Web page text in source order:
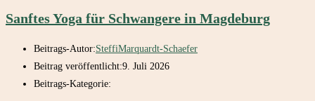
Sanftes Yoga für Schwangere in Magdeburg
Beitrags-Autor:SteffiMarquardt-Schaefer
Beitrag veröffentlicht:9. Juli 2026
Beitrags-Kategorie: